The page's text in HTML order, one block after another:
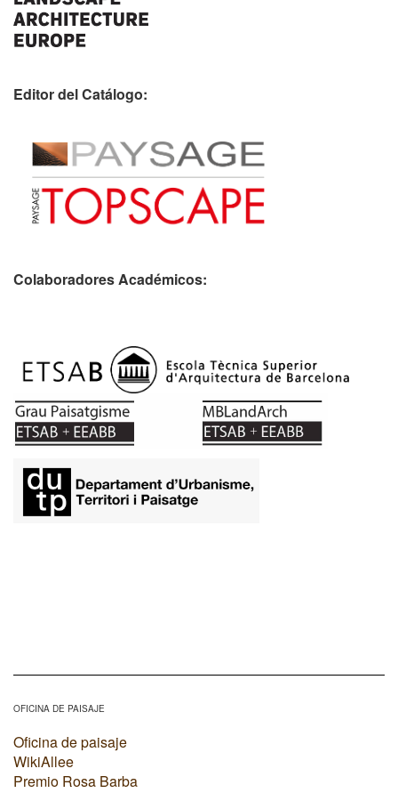
Editor del Catálogo:
Colaboradores Académicos:
OFICINA DE PAISAJE
Oficina de paisaje
WikiAllee
Premio Rosa Barba